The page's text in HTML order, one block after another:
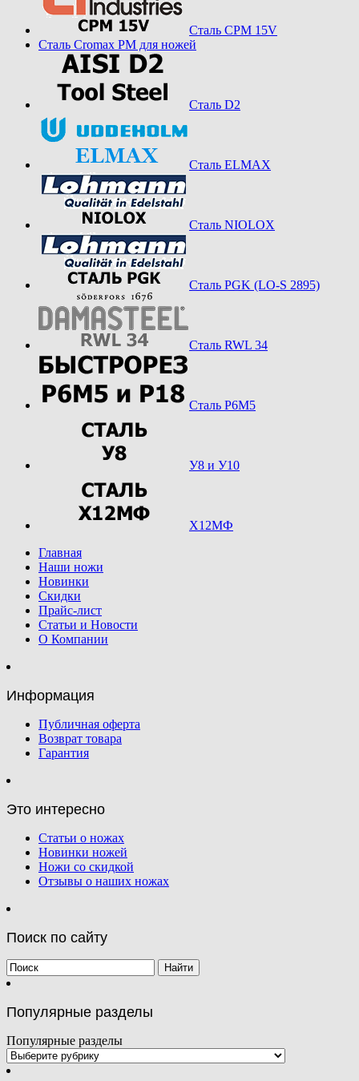
Сталь CPM 15V
Сталь Cromax PM для ножей
Сталь D2
Сталь ELMAX
Сталь NIOLOX
Сталь PGK (LO-S 2895)
Сталь RWL 34
Сталь Р6М5
У8 и У10
Х12МФ
Главная
Наши ножи
Новинки
Скидки
Прайс-лист
Статьи и Новости
О Компании
Информация
Публичная оферта
Возврат товара
Гарантия
Это интересно
Статьи о ножах
Новинки ножей
Ножи со скидкой
Отзывы о наших ножах
Поиск по сайту
Популярные разделы
Популярные разделы